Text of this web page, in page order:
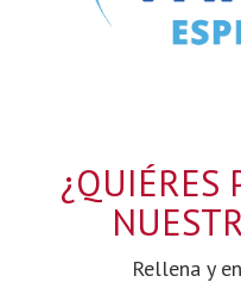
¿QUIÉRES
Rellena y